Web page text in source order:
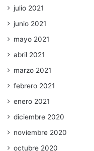
julio 2021
junio 2021
mayo 2021
abril 2021
marzo 2021
febrero 2021
enero 2021
diciembre 2020
noviembre 2020
octubre 2020